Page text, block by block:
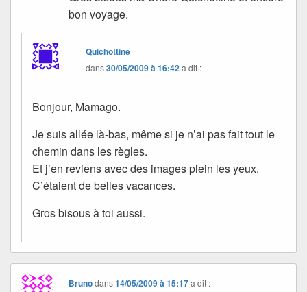
bon voyage.
Quichottine
dans30/05/2009 à 16:42a dit :
Bonjour, Mamago.
Je suis allée là-bas, même si je n’ai pas fait tout le
chemin dans les règles.
Et j’en reviens avec des images plein les yeux.
C’étaient de belles vacances.
Gros bisous à toi aussi.
Brunodans14/05/2009 à 15:17 a dit :